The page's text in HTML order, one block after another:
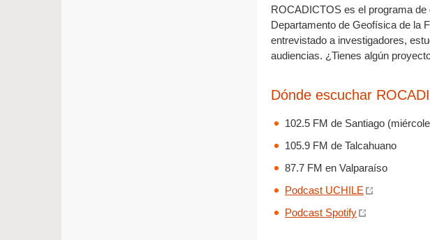
ROCADICTOS es el programa
Departamento de Geofísica de la
entrevistado a investigadores,
audiencias. ¿Tienes algún
Dónde escuchar
102.5 FM de Santiago
105.9 FM de Talcahuano
87.7 FM en Valparaíso
Podcast UCHILE
Podcast Spotify